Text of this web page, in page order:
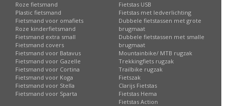
Roze fietsmand
Plastic fietsmand
Fietsmand voor omafiets
Roze kinderfietsmand
Fietsmand extra small
Fietsmand covers
Fietsmand voor Batavus
Fietsmand voor Gazelle
Fietsmand voor Cortina
Fietsmand voor Koga
Fietsmand voor Stella
Fietsmand voor Sparta
Fietstas USB
Fietstas met ledverlichting
Dubbele fietstassen met grote
brugmaat
Dubbele fietstassen met smalle
brugmaat
Mountainbike/ MTB rugzak
Trekkingfiets rugzak
Trailbike rugzak
Fietszak
Clarijs Fietstas
Fietstas Hema
Fietstas Action